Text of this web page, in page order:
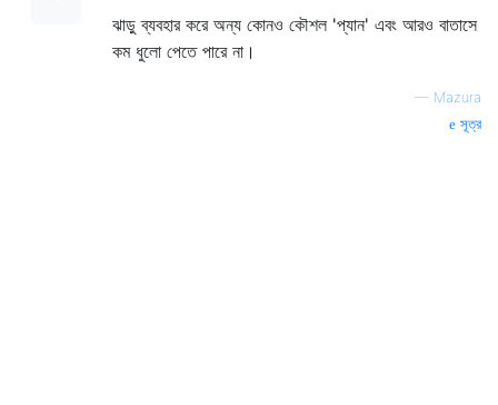
ঝাড়ু ব্যবহার করে অন্য কোনও কৌশল 'প্যান' এবং আরও বাতাসে
কম ধুলো পেতে পারে না।
— Mazura
সূত্র